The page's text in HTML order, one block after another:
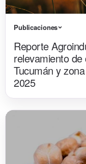
Publicaciones
Reporte
relevamiento
Tucumán y
2025